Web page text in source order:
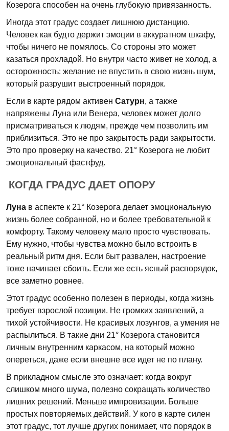
Козерога способен на очень глубокую привязанность.
Иногда этот градус создает лишнюю дистанцию.
Человек как будто держит эмоции в аккуратном шкафу,
чтобы ничего не помялось. Со стороны это может
казаться прохладой. Но внутри часто живет не холод, а
осторожность: желание не впустить в свою жизнь шум,
который разрушит выстроенный порядок.
Если в карте рядом активен Сатурн, а также
напряжены Луна или Венера, человек может долго
присматриваться к людям, прежде чем позволить им
приблизиться. Это не про закрытость ради закрытости.
Это про проверку на качество. 21° Козерога не любит
эмоциональный фастфуд.
КОГДА ГРАДУС ДАЕТ ОПОРУ
Луна в аспекте к 21° Козерога делает эмоциональную
жизнь более собранной, но и более требовательной к
комфорту. Такому человеку мало просто чувствовать.
Ему нужно, чтобы чувства можно было встроить в
реальный ритм дня. Если быт развален, настроение
тоже начинает сбоить. Если же есть ясный распорядок,
все заметно ровнее.
Этот градус особенно полезен в периоды, когда жизнь
требует взрослой позиции. Не громких заявлений, а
тихой устойчивости. Не красивых лозунгов, а умения не
распылиться. В такие дни 21° Козерога становится
личным внутренним каркасом, на который можно
опереться, даже если внешне все идет не по плану.
В прикладном смысле это означает: когда вокруг
слишком много шума, полезно сокращать количество
лишних решений. Меньше импровизации. Больше
простых повторяемых действий. У кого в карте силен
этот градус, тот лучше других понимает, что порядок в